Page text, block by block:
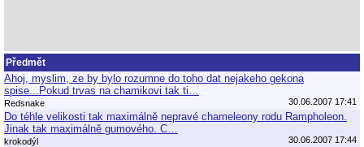
Předmět
Ahoj, myslim, ze by bylo rozumne do toho dat nejakeho gekona
spise...Pokud trvas na chamikovi tak ti…
Redsnake 30.06.2007 17:41
Do téhle velikosti tak maximálně nepravé chameleony rodu Rampholeon.
Jinak tak maximálně gumového. C…
krokodýl 30.06.2007 17:44